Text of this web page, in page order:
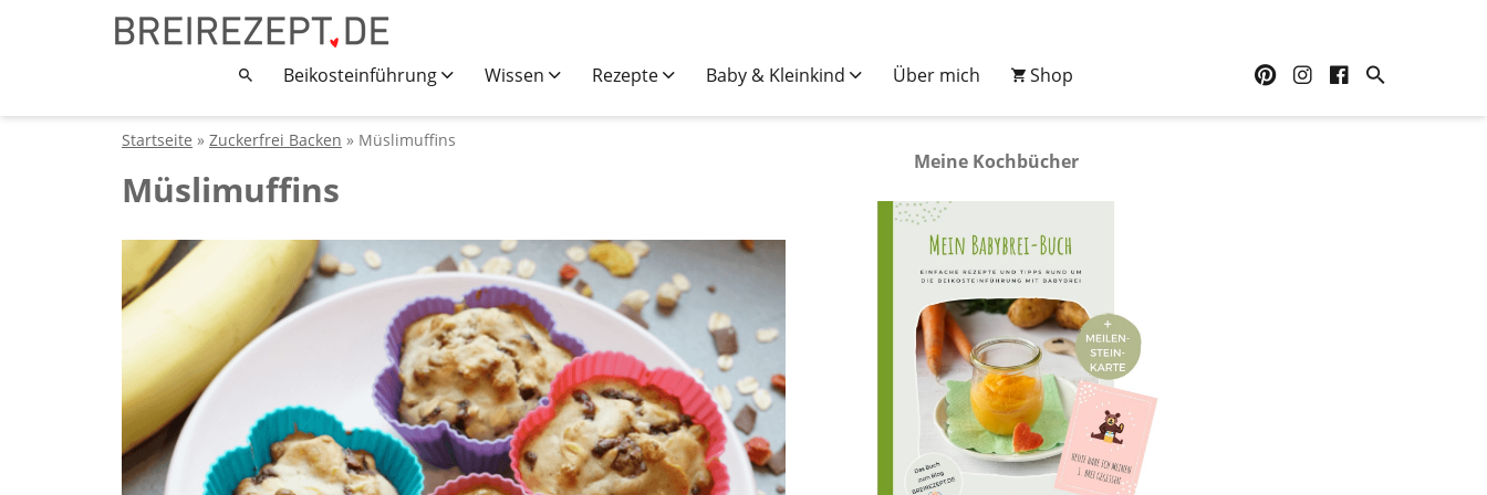
Beikosteinführung Wissen Rezepte Baby & Kleinkind Über mich Shop
Startseite » Zuckerfrei Backen » Müslimuffins
Müslimuffins
Meine Kochbücher